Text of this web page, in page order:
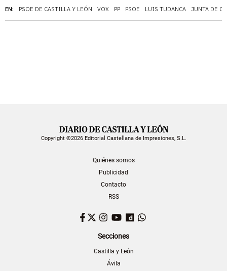
EN: PSOE DE CASTILLA Y LEÓN VOX PP PSOE LUIS TUDANCA JUNTA DE
Copyright ©2026 Editorial Castellana de Impresiones, S.L.
Quiénes somos
Publicidad
Contacto
RSS
Facebook
TwitterInstagram
YouTubeDailymotion
Secciones
Castilla y León
Ávila